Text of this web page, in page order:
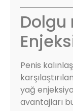
Dolgu
Penis
yağ
avantajları